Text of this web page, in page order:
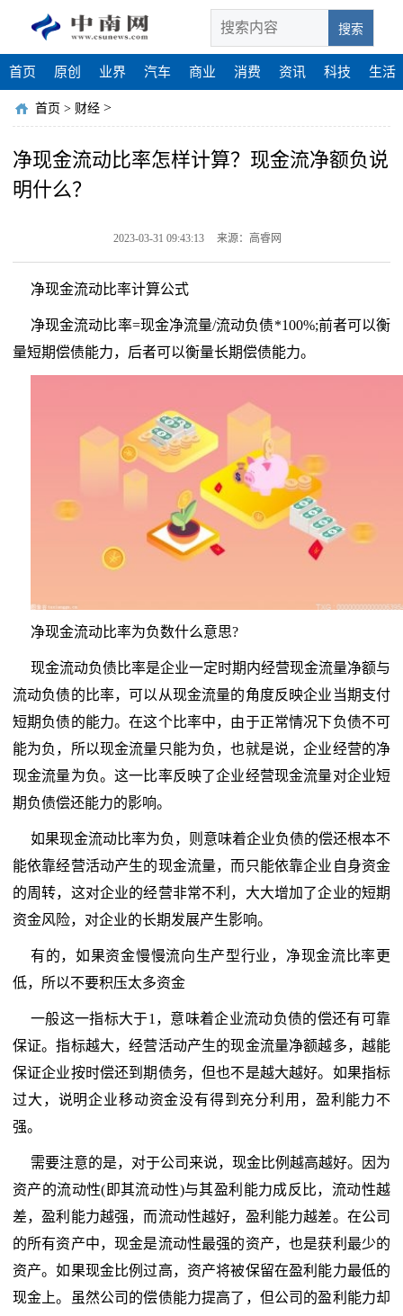
搜索
首页 原创 业界 汽车 商业 消费 资讯 科技 生活
首页 > 财经 >
净现金流动比率怎样计算？现金流净额负说
明什么？
2023-03-31 09:43:13 来源：高睿网
净现金流动比率计算公式
净现金流动比率=现金净流量/流动负债*100%;前者可以衡
量短期偿债能力，后者可以衡量长期偿债能力。
净现金流动比率为负数什么意思?
现金流动负债比率是企业一定时期内经营现金流量净额与
流动负债的比率，可以从现金流量的角度反映企业当期支付
短期负债的能力。在这个比率中，由于正常情况下负债不可
能为负，所以现金流量只能为负，也就是说，企业经营的净
现金流量为负。这一比率反映了企业经营现金流量对企业短
期负债偿还能力的影响。
如果现金流动比率为负，则意味着企业负债的偿还根本不
能依靠经营活动产生的现金流量，而只能依靠企业自身资金
的周转，这对企业的经营非常不利，大大增加了企业的短期
资金风险，对企业的长期发展产生影响。
有的，如果资金慢慢流向生产型行业，净现金流比率更
低，所以不要积压太多资金
一般这一指标大于1，意味着企业流动负债的偿还有可靠
保证。指标越大，经营活动产生的现金流量净额越多，越能
保证企业按时偿还到期债务，但也不是越大越好。如果指标
过大，说明企业移动资金没有得到充分利用，盈利能力不
强。
需要注意的是，对于公司来说，现金比例越高越好。因为
资产的流动性(即其流动性)与其盈利能力成反比，流动性越
差，盈利能力越强，而流动性越好，盈利能力越差。在公司
的所有资产中，现金是流动性最强的资产，也是获利最少的
资产。如果现金比例过高，资产将被保留在盈利能力最低的
现金上。虽然公司的偿债能力提高了，但公司的盈利能力却